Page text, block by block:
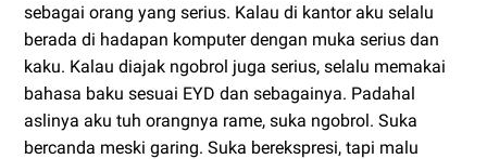
sebagai orang yang serius. Kalau di kantor aku selalu
berada di hadapan komputer dengan muka serius dan
kaku. Kalau diajak ngobrol juga serius, selalu memakai
bahasa baku sesuai EYD dan sebagainya. Padahal
aslinya aku tuh orangnya rame, suka ngobrol. Suka
bercanda meski garing. Suka berekspresi, tapi malu